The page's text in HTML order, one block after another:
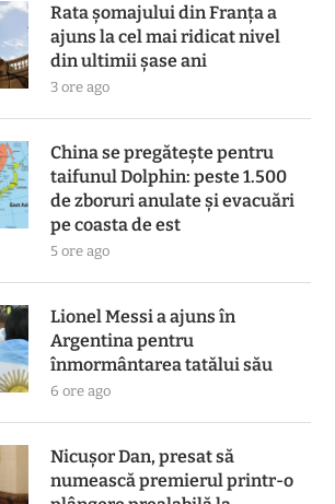
Rata șomajului din Franța a
ajuns la cel mai ridicat nivel
din ultimii șase ani
3 ore ago
China se pregătește pentru
taifunul Dolphin: peste 1.500
de zboruri anulate și evacuări
pe coasta de est
5 ore ago
Lionel Messi a ajuns în
Argentina pentru
înmormântarea tatălui său
6 ore ago
Nicușor Dan, presat să
numească premierul printr-o